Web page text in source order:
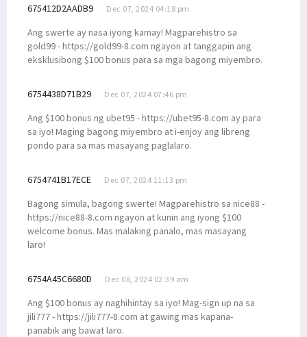
675412D2AADB9 Dec 07, 2024 04:18 pm
Ang swerte ay nasa iyong kamay! Magparehistro sa
gold99 - https://gold99-8.com ngayon at tanggapin ang
eksklusibong $100 bonus para sa mga bagong miyembro.
6754438D71B29 Dec 07, 2024 07:46 pm
Ang $100 bonus ng ubet95 - https://ubet95-8.com ay para
sa iyo! Maging bagong miyembro at i-enjoy ang libreng
pondo para sa mas masayang paglalaro.
6754741B17ECE Dec 07, 2024 11:13 pm
Bagong simula, bagong swerte! Magparehistro sa nice88 -
https://nice88-8.com ngayon at kunin ang iyong $100
welcome bonus. Mas malaking panalo, mas masayang
laro!
6754A45C6680D Dec 08, 2024 02:39 am
Ang $100 bonus ay naghihintay sa iyo! Mag-sign up na sa
jili777 - https://jili777-8.com at gawing mas kapana-
panabik ang bawat laro.